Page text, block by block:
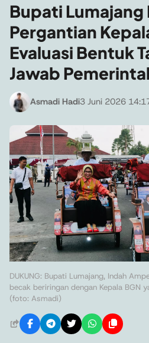
Bupati Lumajang
Pergantian
Evaluasi Bentuk
Jawab
Asmadi Hadi3 Juni 2026
DUKUNG: Bupati Lumajang, Indah
becak beriringan dengan Kepala BGN
(foto: Asmadi)